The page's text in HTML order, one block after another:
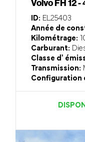
Volvo FH 12
ID: EL25403
Année de
Kilométrage:
Carburant:
Classe d'
Transmission:
Configuration